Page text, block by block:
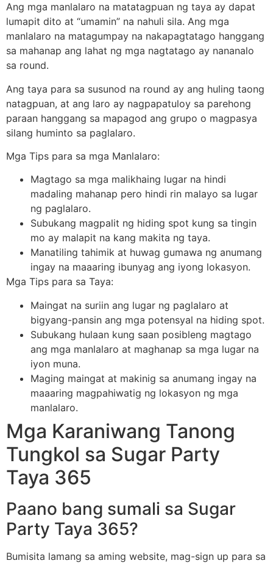
Ang mga manlalaro na matatagpuan ng taya ay dapat
lumapit dito at “umamin” na nahuli sila. Ang mga
manlalaro na matagumpay na nakapagtatago hanggang
sa mahanap ang lahat ng mga nagtatago ay nananalo
sa round.
Ang taya para sa susunod na round ay ang huling taong
natagpuan, at ang laro ay nagpapatuloy sa parehong
paraan hanggang sa mapagod ang grupo o magpasya
silang huminto sa paglalaro.
Mga Tips para sa mga Manlalaro:
Magtago sa mga malikhaing lugar na hindi
madaling mahanap pero hindi rin malayo sa lugar
ng paglalaro.
Subukang magpalit ng hiding spot kung sa tingin
mo ay malapit na kang makita ng taya.
Manatiling tahimik at huwag gumawa ng anumang
ingay na maaaring ibunyag ang iyong lokasyon.
Mga Tips para sa Taya:
Maingat na suriin ang lugar ng paglalaro at
bigyang-pansin ang mga potensyal na hiding spot.
Subukang hulaan kung saan posibleng magtago
ang mga manlalaro at maghanap sa mga lugar na
iyon muna.
Maging maingat at makinig sa anumang ingay na
maaaring magpahiwatig ng lokasyon ng mga
manlalaro.
Mga Karaniwang Tanong
Tungkol sa Sugar Party
Taya 365
Paano bang sumali sa Sugar
Party Taya 365?
Bumisita lamang sa aming website, mag-sign up para sa